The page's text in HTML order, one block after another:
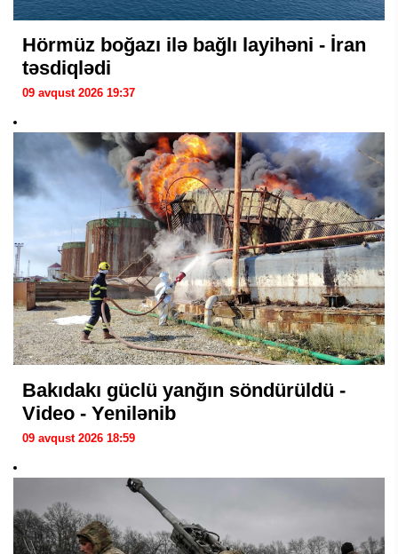
Hörmüz boğazı ilə bağlı layihəni - İran
təsdiqlədi
09 avqust 2026 19:37
Bakıdakı güclü yanğın söndürüldü -
Video - Yenilənib
09 avqust 2026 18:59